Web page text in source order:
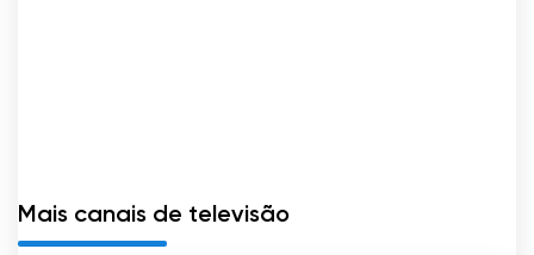
Mais canais de televisão